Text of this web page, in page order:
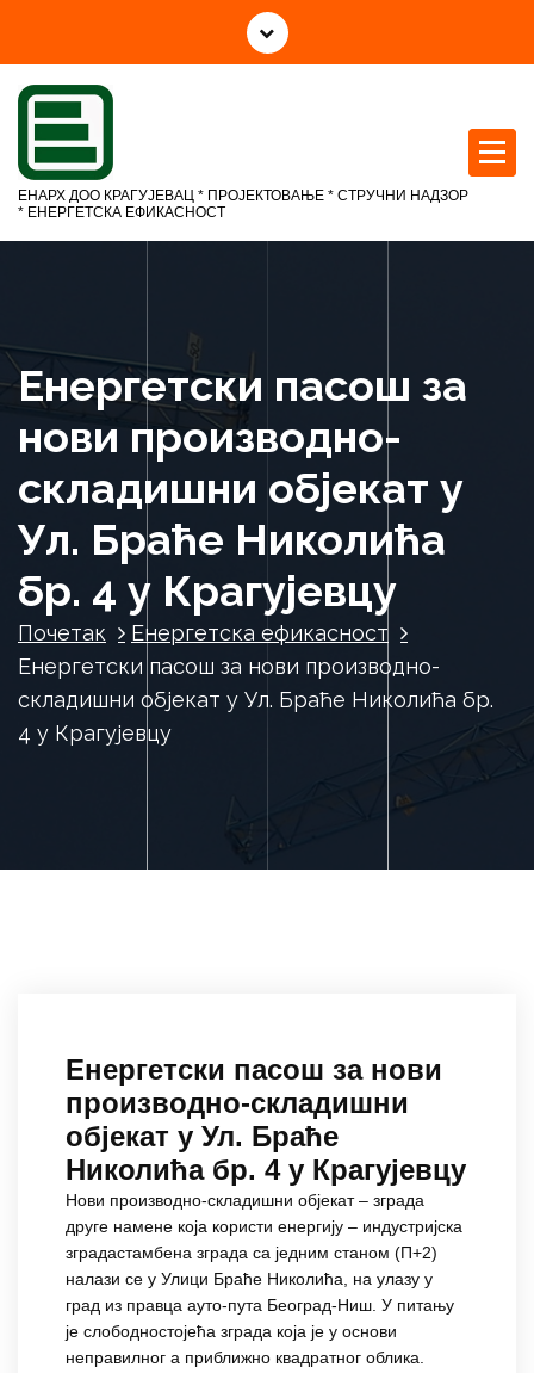
о
а
а
ј
ЕНАРХ ДОО КРАГУЈЕВАЦ * ПРОЈЕКТОВАЊЕ * СТРУЧНИ НАДЗОР
* ЕНЕРГЕТСКА ЕФИКАСНОСТ
Енергетски пасош за
нови производно-
складишни објекат у
Ул. Браће Николића
бр. 4 у Крагујевцу
Почетак
Енергетска ефикасност
Енергетски пасош за нови производно-
складишни објекат у Ул. Браће Николића бр.
4 у Крагујевцу
Енергетски пасош за нови
производно-складишни
објекат у Ул. Браће
Николића бр. 4 у Крагујевцу
Нови производно-складишни објекат – зграда
друге намене која користи енергију – индустријска
зградастамбена зграда са једним станом (П+2)
налази се у Улици Браће Николића, на улазу у
град из правца ауто-пута Београд-Ниш. У питању
је слободностојећа зграда која је у основи
неправилног а приближно квадратног облика.